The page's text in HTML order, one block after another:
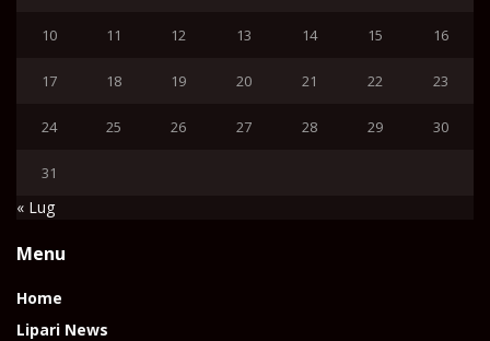
10 11 12 13 14 15 16
17 18 19 20 21 22 23
24 25 26 27 28 29 30
31
« Lug
Menu
Home
Lipari News